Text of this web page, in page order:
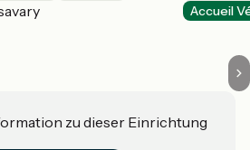
Accueil
zu dieser Einrichtung